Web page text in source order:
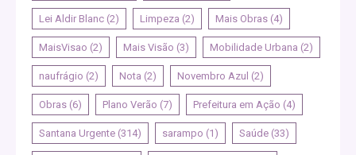
Lei Aldir Blanc (2) Limpeza (2) Mais Obras (4)
MaisVisao (2) Mais Visão (3) Mobilidade Urbana (2)
naufrágio (2) Nota (2) Novembro Azul (2)
Obras (6) Plano Verão (7) Prefeitura em Ação (4)
Santana Urgente (314) sarampo (1) Saúde (33)